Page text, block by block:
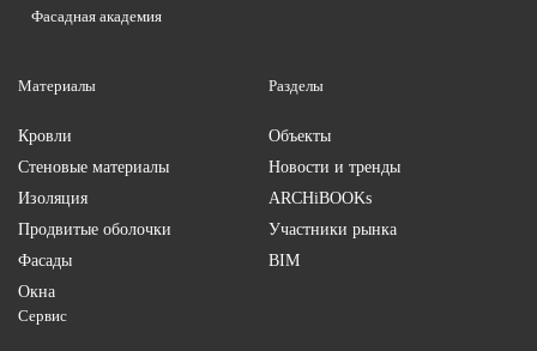
Материалы
Кровли
Стеновые материалы
Изоляция
Продвитые оболочки
Фасады
Окна
Разделы
Объекты
Новости и тренды
ARCHiBOOKs
Участники рынка
BIM
Сервис
Фасадная академия